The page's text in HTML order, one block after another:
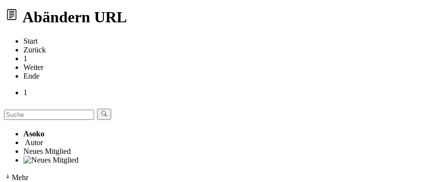
Abändern URL
Start
Zurück
1
Weiter
Ende
1
Asoko
Autor
Neues Mitglied
Mehr